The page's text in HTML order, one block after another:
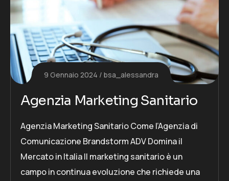
9 Gennaio 2024 bsa_alessandra
Agenzia Marketing Sanitario
Agenzia Marketing Sanitario Come l’Agenzia di
Comunicazione Brandstorm ADV Domina il
Mercato in Italia Il marketing sanitario è un
campo in continua evoluzione che richiede una